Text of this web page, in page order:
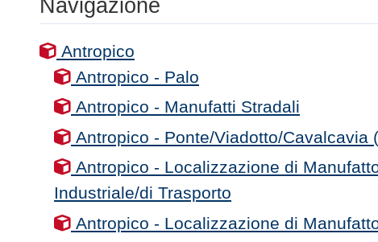
Navigazione
Antropico
Antropico - Palo
Antropico - Manufatti Stradali
Antropico - Ponte/Viadotto/Cavalcavia
Antropico - Localizzazione di
Industriale/di Trasporto
Antropico - Localizzazione di